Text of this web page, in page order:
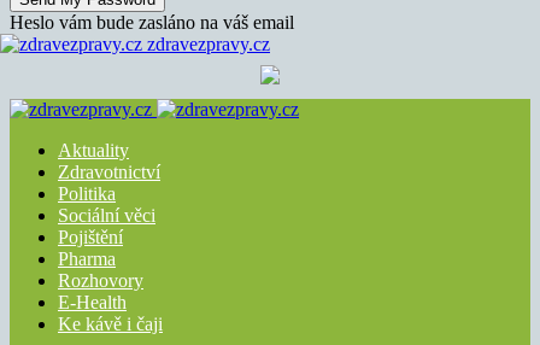
Heslo vám bude zasláno na váš email
zdravezpravy.cz
Aktuality
Zdravotnictví
Politika
Sociální věci
Pojištění
Pharma
Rozhovory
E-Health
Ke kávě i čaji